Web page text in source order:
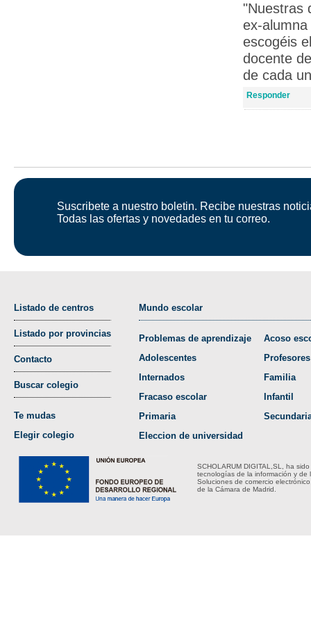
"Nuestras
ex-
escogéis
docente
de cada
Responder
Suscribete a nuestro boletin. Recibe nuestras
Todas las ofertas y novedades en tu correo.
Listado de centros
Listado por provincias
Contacto
Buscar colegio
Te mudas
Elegir colegio
Mundo escolar
Problemas de aprendizaje
Adolescentes
Internados
Fracaso escolar
Primaria
Eleccion de universidad
Acoso
Profesores
Familia
Infantil
SCHOLARUM DIGITAL,SL, ha
tecnologías de la información y de
Soluciones de comercio
de la Cámara de Madrid.